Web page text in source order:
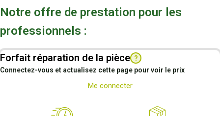
Notre offre de prestation pour les
professionnels :
Forfait réparation de la pièce ?
Connectez-vous et actualisez cette page pour voir le prix
Me connecter